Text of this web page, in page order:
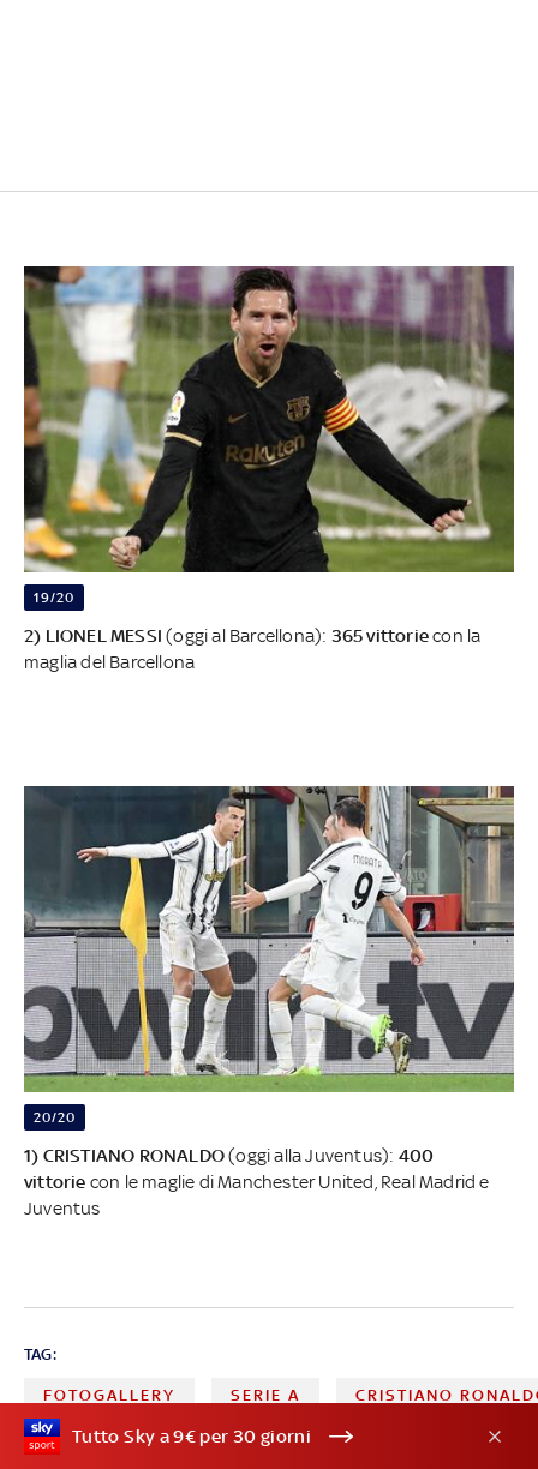
19/20
2) LIONEL MESSI (oggi al Barcellona): 365 vittoriecon la
maglia del Barcellona
20/20
1) CRISTIANO RONALDO(oggi alla Juventus): 400
vittorie con le maglie di Manchester United, Real Madrid e
Juventus
TAG:
FOTOGALLERY SERIE A CRISTIANO
Tutto Sky a 9€ per 30 giorni